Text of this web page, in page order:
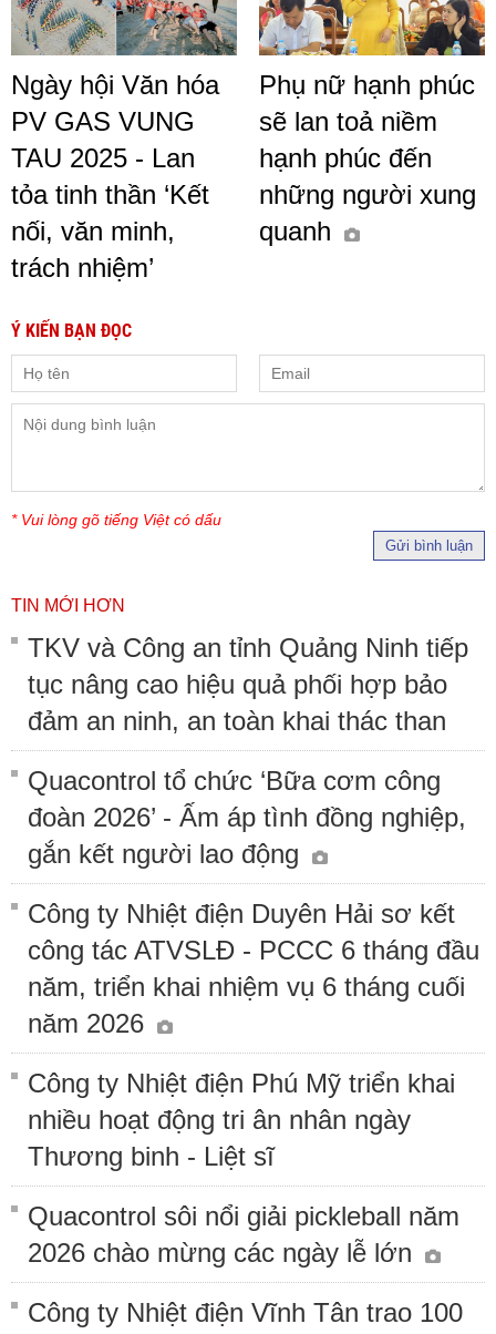
Ngày hội Văn hóa
PV GAS VUNG
TAU 2025 - Lan
tỏa tinh thần ‘Kết
nối, văn minh,
trách nhiệm’
Phụ nữ hạnh phúc
sẽ lan toả niềm
hạnh phúc đến
những người xung
quanh
Ý KIẾN BẠN ĐỌC
* Vui lòng gõ tiếng Việt có dấu
Gửi bình luận
TIN MỚI HƠN
TKV và Công an tỉnh Quảng Ninh tiếp
tục nâng cao hiệu quả phối hợp bảo
đảm an ninh, an toàn khai thác than
Quacontrol tổ chức ‘Bữa cơm công
đoàn 2026’ - Ấm áp tình đồng nghiệp,
gắn kết người lao động
Công ty Nhiệt điện Duyên Hải sơ kết
công tác ATVSLĐ - PCCC 6 tháng đầu
năm, triển khai nhiệm vụ 6 tháng cuối
năm 2026
Công ty Nhiệt điện Phú Mỹ triển khai
nhiều hoạt động tri ân nhân ngày
Thương binh - Liệt sĩ
Quacontrol sôi nổi giải pickleball năm
2026 chào mừng các ngày lễ lớn
Công ty Nhiệt điện Vĩnh Tân trao 100